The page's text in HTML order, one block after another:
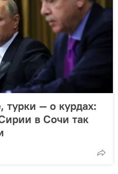
— о курдах:
в Сочи так